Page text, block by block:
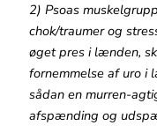
2) Psoas
chok/traumer og
øget pres i lænden,
fornemmelse af uro i
sådan en murren-
afspænding og